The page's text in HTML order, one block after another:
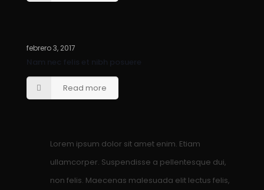
febrero 3, 2017
Nam nec felis et nibh posuere
Read more
Lorem ipsum dolor sit amet enim. Etiam
ullamcorper. Suspendisse a pellentesque dui,
non felis. Maecenas malesuada elit lectus felis,